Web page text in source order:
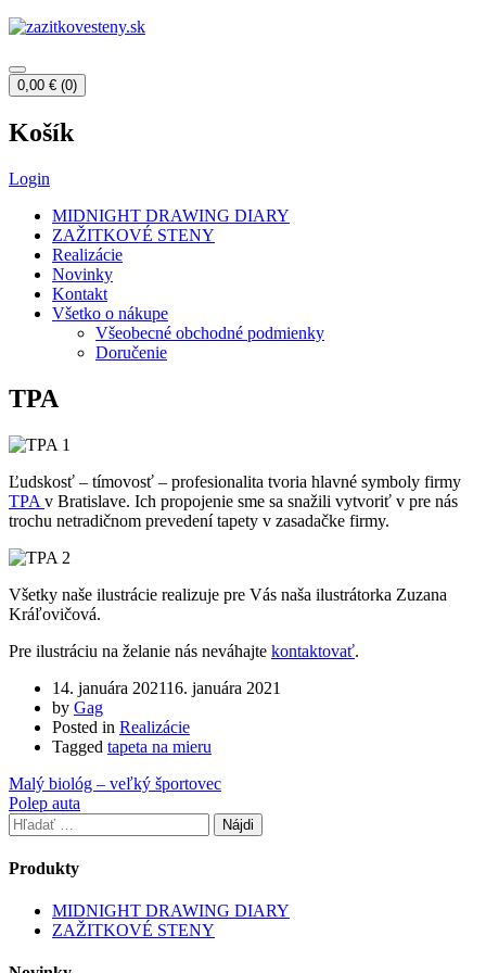
0,00 € (0)
Košík
Login
MIDNIGHT DRAWING DIARY
ZAŽITKOVÉ STENY
Realizácie
Novinky
Kontakt
Všetko o nákupe
Všeobecné obchodné podmienky
Doručenie
TPA
Ľudskosť – tímovosť – profesionalita tvoria hlavné symboly firmy
TPA v Bratislave. Ich propojenie sme sa snažili vytvoriť v pre nás
trochu netradičnom prevedení tapety v zasadačke firmy.
Všetky naše ilustrácie realizuje pre Vás naša ilustrátorka Zuzana
Kráľovičová.
Pre ilustráciu na želanie nás neváhajte kontaktovať.
14. januára 202116. januára 2021
by Gag
Posted in Realizácie
Tagged tapeta na mieru
Navigácia
v
článku
Malý biológ – veľký športovec
Polep auta
Hľadať:
Produkty
MIDNIGHT DRAWING DIARY
ZAŽITKOVÉ STENY